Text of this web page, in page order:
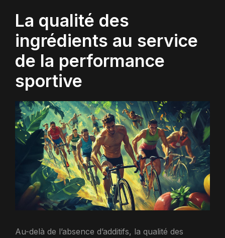
La qualité des
ingrédients au service
de la performance
sportive
Au-delà de l’absence d’additifs, la qualité des